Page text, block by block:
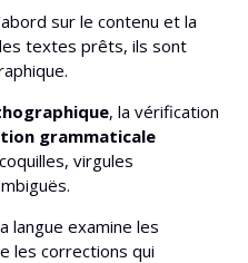
sur le contenu et la
textes prêts, ils sont
, la vérification
grammaticale
virgules
langue examine les
les corrections qui